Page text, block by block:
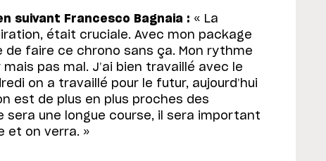
suivant Francesco Bagnaia : « La
était cruciale. Avec mon package
de faire ce chrono sans ça. Mon rythme
pas mal. J’ai bien travaillé avec le
on a travaillé pour le futur, aujourd’hui
est de plus en plus proches des
sera une longue course, il sera important
et on verra. »